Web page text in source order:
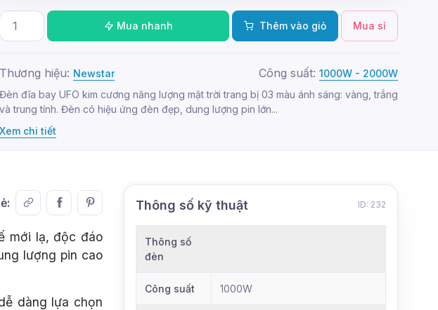
Mua nhanh Thêm vào giỏ Mua sỉ
Thương hiệu: Newstar Công suất: 1000W - 2000W
Đèn đĩa bay UFO kim cương năng lượng mặt trời trang bị 03 màu ánh sáng: vàng, trắng
và trung tính. Đèn có hiệu ứng đèn đẹp, dung lượng pin lớn...
Xem chi tiết
mới lạ, độc đáo
lượng pin cao
dàng lựa chọn
Thông số kỹ thuật ID: 232
Thông số
đèn
Công suất 1000W